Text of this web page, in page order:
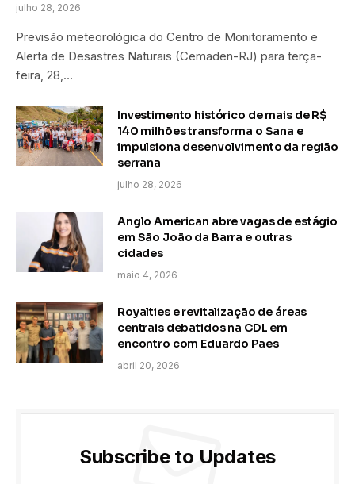
julho 28, 2026
Previsão meteorológica do Centro de Monitoramento e
Alerta de Desastres Naturais (Cemaden-RJ) para terça-
feira, 28,…
Investimento histórico de mais de R$
140 milhões transforma o Sana e
impulsiona desenvolvimento da região
serrana
julho 28, 2026
Anglo American abre vagas de estágio
em São João da Barra e outras
cidades
maio 4, 2026
Royalties e revitalização de áreas
centrais debatidos na CDL em
encontro com Eduardo Paes
abril 20, 2026
Subscribe to Updates